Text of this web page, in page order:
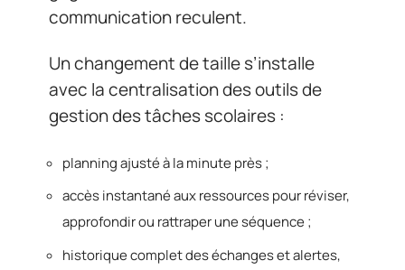
communication reculent.
Un changement de taille s’installe
avec la centralisation des outils de
gestion des tâches scolaires :
planning ajusté à la minute près ;
accès instantané aux ressources pour réviser,
approfondir ou rattraper une séquence ;
historique complet des échanges et alertes,